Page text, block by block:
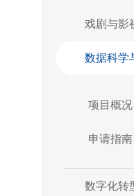
戏剧与影
数据科学
项目概况
申请指南